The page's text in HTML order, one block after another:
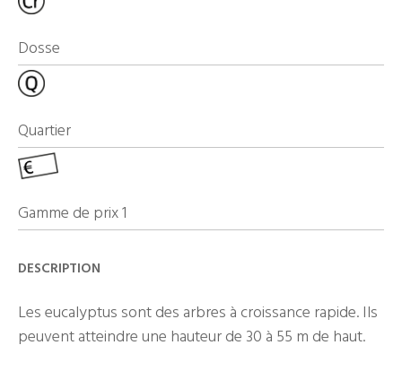
Dosse
Quartier
Gamme de prix 1
DESCRIPTION
Les eucalyptus sont des arbres à croissance rapide. Ils
peuvent atteindre une hauteur de 30 à 55 m de haut.